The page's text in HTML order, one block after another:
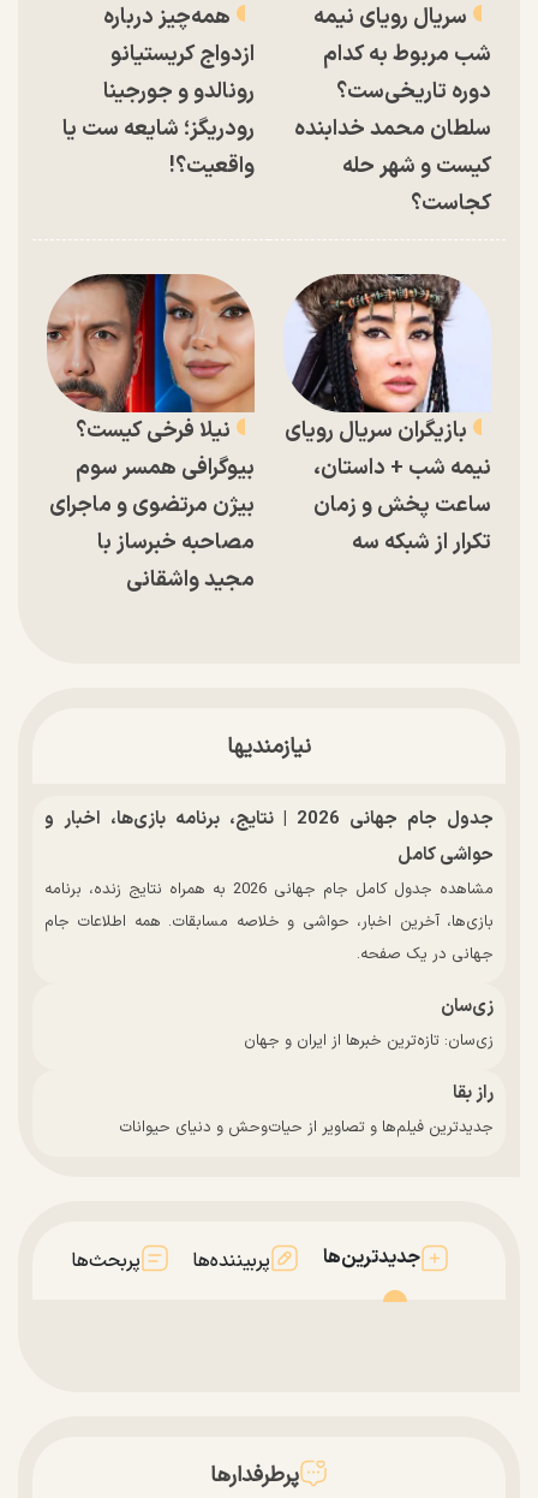
سریال رویای نیمه
شب مربوط به کدام
دوره تاریخی‌ست؟
سلطان محمد خدابنده
کیست و شهر حله
کجاست؟
همه‌چیز درباره
ازدواج کریستیانو
رونالدو و جورجینا
رودریگز؛ شایعه ست یا
واقعیت؟!
بازیگران سریال رویای
نیمه شب + داستان،
ساعت پخش و زمان
تکرار از شبکه سه
نیلا فرخی کیست؟
بیوگرافی همسر سوم
بیژن مرتضوی و ماجرای
مصاحبه خبرساز با
مجید واشقانی
نیازمندیها
جدول جام جهانی 2026 | نتایج، برنامه بازی‌ها، اخبار و
حواشی کامل
مشاهده جدول کامل جام جهانی 2026 به همراه نتایج زنده، برنامه
بازی‌ها، آخرین اخبار، حواشی و خلاصه مسابقات. همه اطلاعات جام
جهانی در یک صفحه.
زی‌سان
زی‌سان: تازه‌ترین خبرها از ایران و جهان
راز بقا
جدیدترین فیلم‌ها و تصاویر از حیات‌وحش و دنیای حیوانات
جدیدترین‌ها پربیننده‌ها پربحث‌ها
پرطرفدارها